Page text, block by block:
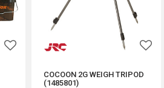
COCOON 2G WEIGH TRIPOD
(1485801)